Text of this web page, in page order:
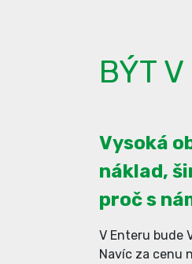
BÝT
Vysoká
náklad,
proč s
V Enteru bude
Navíc za cenu